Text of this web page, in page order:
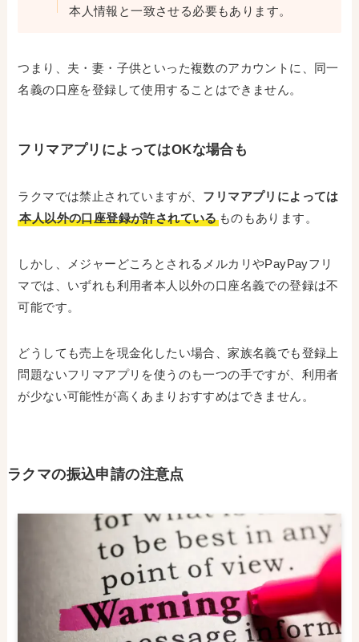
本人情報と一致させる必要もあります。
つまり、夫・妻・子供といった複数のアカウントに、同一
名義の口座を登録して使用することはできません。
フリマアプリによってはOKな場合も
ラクマでは禁止されていますが、 フリマアプリによっては
本人以外の口座登録が許されているものもあります。
しかし、メジャーどころとされるメルカリやPayPayフリ
マでは、いずれも利用者本人以外の口座名義での登録は不
可能です。
どうしても売上を現金化したい場合、家族名義でも登録上
問題ないフリマアプリを使うのも一つの手ですが、利用者
が少ない可能性が高くあまりおすすめはできません。
ラクマの振込申請の注意点